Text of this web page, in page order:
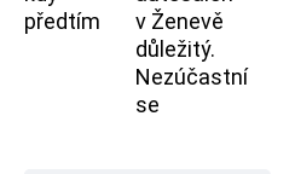
předtím
v Ženevě
důležitý.
Nezúčastní
se